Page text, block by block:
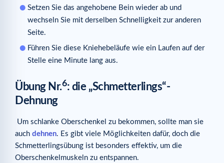
Setzen Sie das angehobene Bein wieder ab und
wechseln Sie mit derselben Schnelligkeit zur anderen
Seite.
Führen Sie diese Kniehebeläufe wie ein Laufen auf der
Stelle eine Minute lang aus.
Übung Nr.6: die „Schmetterlings“-
Dehnung
Um schlanke Oberschenkel zu bekommen, sollte man sie
auch dehnen. Es gibt viele Möglichkeiten dafür, doch die
Schmetterlingsübung ist besonders effektiv, um die
Oberschenkelmuskeln zu entspannen.